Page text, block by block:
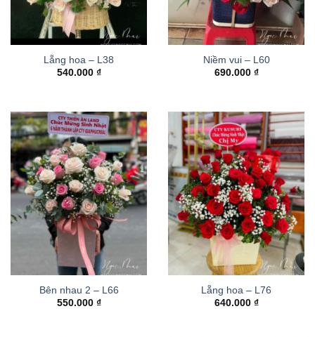
Lẵng hoa – L38
540.000 ₫
Niềm vui – L60
690.000 ₫
Bên nhau 2 – L66
550.000 ₫
Lẵng hoa – L76
640.000 ₫